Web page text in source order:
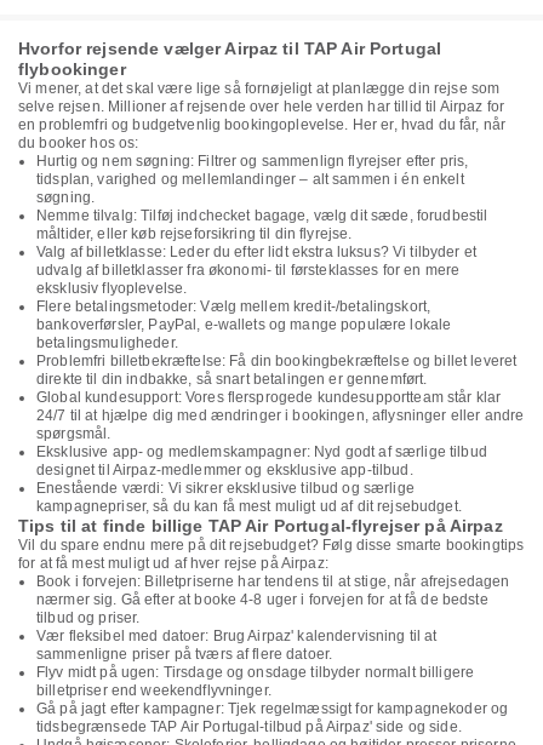
Hvorfor rejsende vælger Airpaz til TAP Air Portugal
flybookinger
Vi mener, at det skal være lige så fornøjeligt at planlægge din rejse som
selve rejsen. Millioner af rejsende over hele verden har tillid til Airpaz for
en problemfri og budgetvenlig bookingoplevelse. Her er, hvad du får, når
du booker hos os:
Hurtig og nem søgning: Filtrer og sammenlign flyrejser efter pris,
tidsplan, varighed og mellemlandinger – alt sammen i én enkelt
søgning.
Nemme tilvalg: Tilføj indchecket bagage, vælg dit sæde, forudbestil
måltider, eller køb rejseforsikring til din flyrejse.
Valg af billetklasse: Leder du efter lidt ekstra luksus? Vi tilbyder et
udvalg af billetklasser fra økonomi- til førsteklasses for en mere
eksklusiv flyoplevelse.
Flere betalingsmetoder: Vælg mellem kredit-/betalingskort,
bankoverførsler, PayPal, e-wallets og mange populære lokale
betalingsmuligheder.
Problemfri billetbekræftelse: Få din bookingbekræftelse og billet leveret
direkte til din indbakke, så snart betalingen er gennemført.
Global kundesupport: Vores flersprogede kundesupportteam står klar
24/7 til at hjælpe dig med ændringer i bookingen, aflysninger eller andre
spørgsmål.
Eksklusive app- og medlemskampagner: Nyd godt af særlige tilbud
designet til Airpaz-medlemmer og eksklusive app-tilbud.
Enestående værdi: Vi sikrer eksklusive tilbud og særlige
kampagnepriser, så du kan få mest muligt ud af dit rejsebudget.
Tips til at finde billige TAP Air Portugal-flyrejser på Airpaz
Vil du spare endnu mere på dit rejsebudget? Følg disse smarte bookingtips
for at få mest muligt ud af hver rejse på Airpaz:
Book i forvejen: Billetpriserne har tendens til at stige, når afrejsedagen
nærmer sig. Gå efter at booke 4-8 uger i forvejen for at få de bedste
tilbud og priser.
Vær fleksibel med datoer: Brug Airpaz' kalendervisning til at
sammenligne priser på tværs af flere datoer.
Flyv midt på ugen: Tirsdage og onsdage tilbyder normalt billigere
billetpriser end weekendflyvninger.
Gå på jagt efter kampagner: Tjek regelmæssigt for kampagnekoder og
tidsbegrænsede TAP Air Portugal-tilbud på Airpaz' side og side.